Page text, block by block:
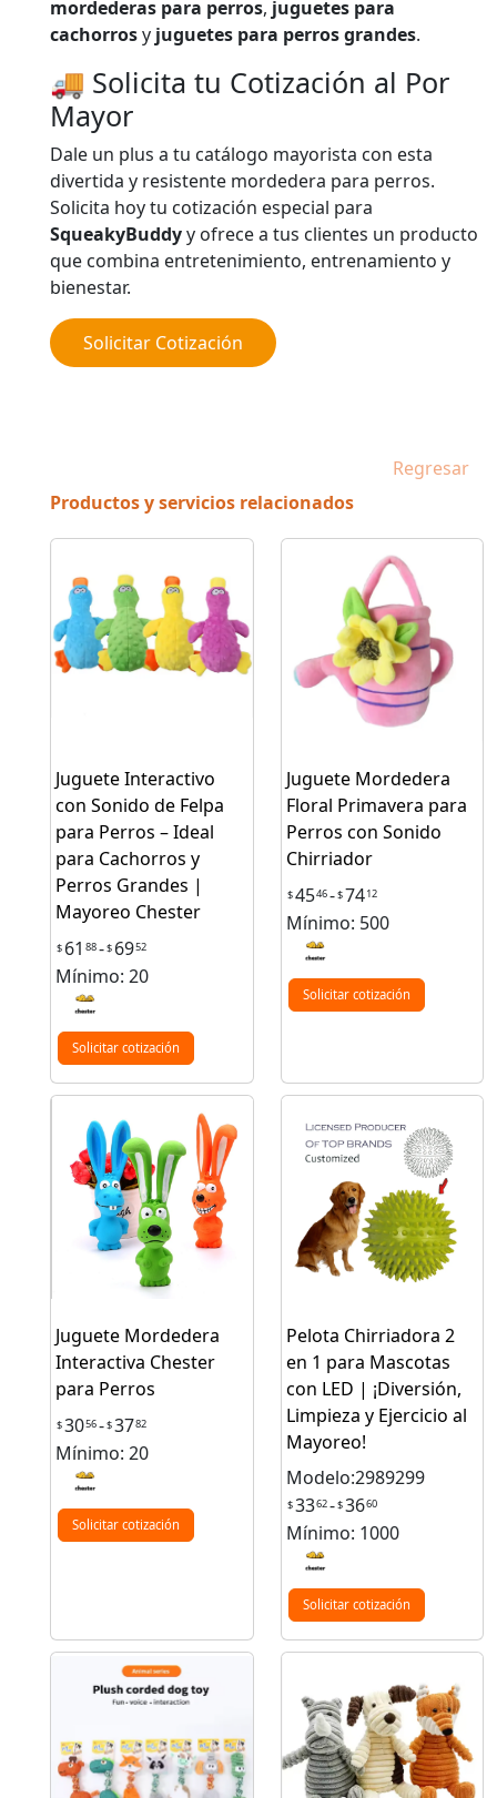
mordederas para perros, juguetes para
cachorrosy juguetes para perros grandes.
🚚 Solicita tu Cotización al Por
Mayor
Dale un plus a tu catálogo mayorista con esta
divertida y resistente mordedera para perros.
Solicita hoy tu cotización especial para
SqueakyBuddyy ofrece a tus clientes un producto
que combina entretenimiento, entrenamiento y
bienestar.
Solicitar Cotización
Regresar
Productos y servicios relacionados
Juguete Interactivo
con Sonido de Felpa
para Perros – Ideal
para Cachorros y
Perros Grandes |
Mayoreo Chester
$ 61 88-$ 6952
Mínimo: 20
Solicitar cotización
Juguete Mordedera
Floral Primavera para
Perros con Sonido
Chirriador
$4546-$7412
Mínimo: 500
Solicitar cotización
Juguete Mordedera
Interactiva Chester
para Perros
$3056-$3782
Mínimo: 20
Solicitar cotización
Pelota Chirriadora 2
en 1 para Mascotas
con LED | ¡Diversión,
Limpieza y Ejercicio al
Mayoreo!
Modelo:2989299
$3362-$3660
Mínimo: 1000
Solicitar cotización